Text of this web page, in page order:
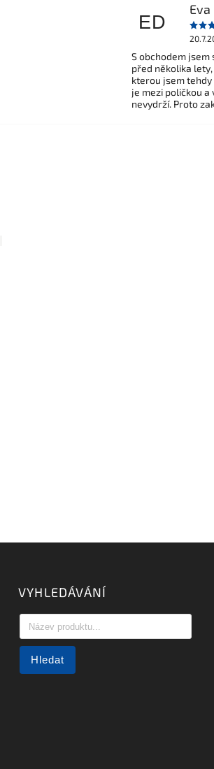
ED
Eva
S obchodem jsem
před několika
kterou jsem
je mezi poličkou a
nevydrží. Proto
VYHLEDÁVÁNÍ
Hledat